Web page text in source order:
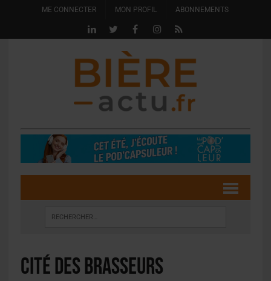
ME CONNECTER MON PROFIL ABONNEMENTS
Cité des brasseurs